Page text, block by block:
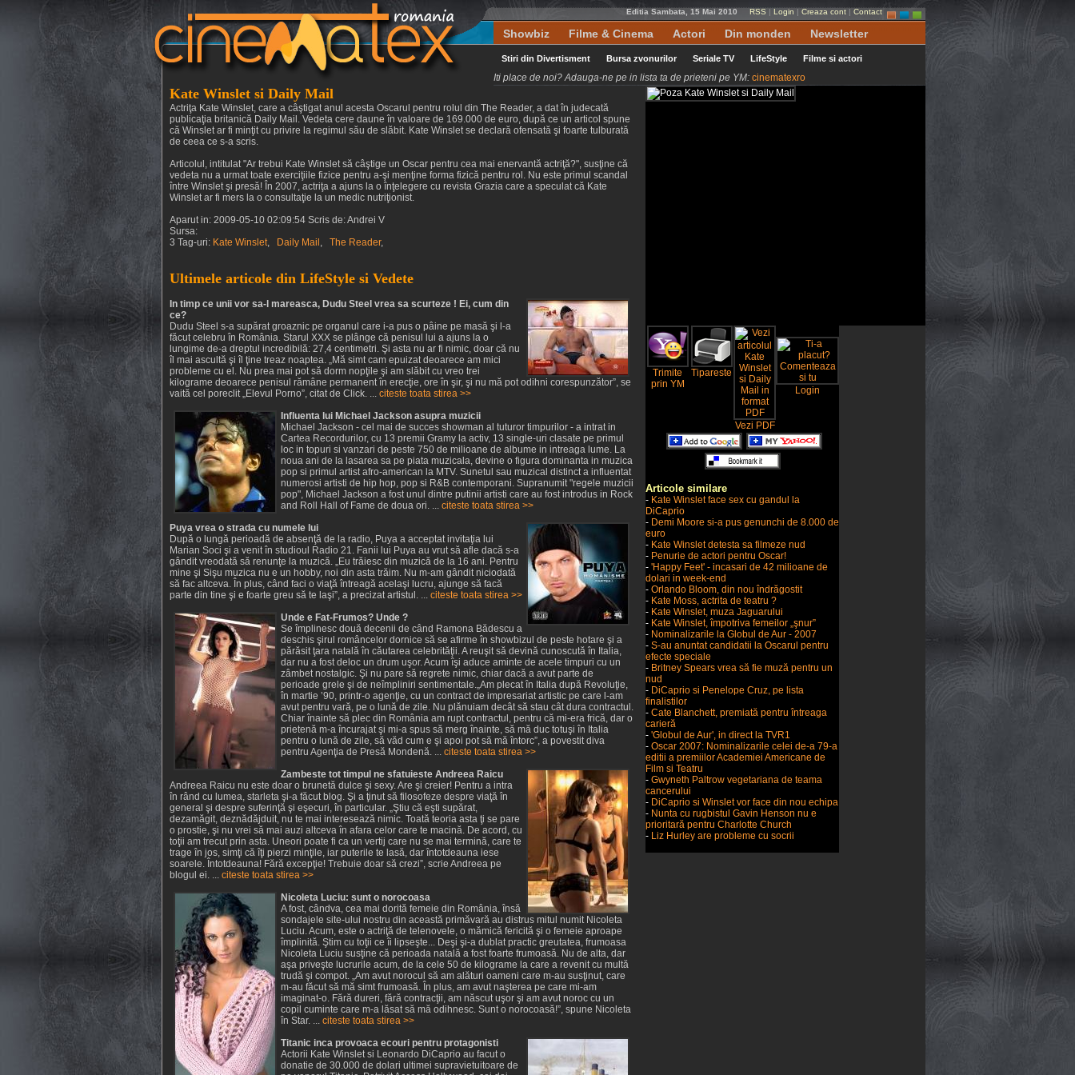
Editia Sambata, 15 Mai 2010 RSS | Login | Creaza cont | Contact
Showbiz Filme & Cinema Actori Din monden Newsletter
Stiri din Divertisment Bursa zvonurilor Seriale TV LifeStyle Filme si actori
Iti place de noi? Adauga-ne pe in lista ta de prieteni pe YM: cinematexro
Kate Winslet si Daily Mail
Actriţa Kate Winslet, care a câştigat anul acesta Oscarul pentru rolul din The Reader, a dat în judecată
publicaţia britanică Daily Mail. Vedeta cere daune în valoare de 169.000 de euro, după ce un articol spune
că Winslet ar fi minţit cu privire la regimul său de slăbit. Kate Winslet se declară ofensată şi foarte tulburată
de ceea ce s-a scris.
Articolul, intitulat "Ar trebui Kate Winslet să câştige un Oscar pentru cea mai enervantă actriţă?", susţine că
vedeta nu a urmat toate exerciţiile fizice pentru a-şi menţine forma fizică pentru rol. Nu este primul scandal
între Winslet şi presă! În 2007, actriţa a ajuns la o înţelegere cu revista Grazia care a speculat că Kate
Winslet ar fi mers la o consultaţie la un medic nutriţionist.
Aparut in: 2009-05-10 02:09:54 Scris de: Andrei V
Sursa:
3 Tag-uri: Kate Winslet, Daily Mail , The Reader,
Ultimele articole din LifeStyle si Vedete
In timp ce unii vor sa-l mareasca, Dudu Steel vrea sa scurteze ! Ei, cum din
ce?
Dudu Steel s-a supărat groaznic pe organul care i-a pus o pâine pe masă şi l-a
făcut celebru în România. Starul XXX se plânge că penisul lui a ajuns la o
lungime de-a dreptul incredibilă: 27,4 centimetri. Şi asta nu ar fi nimic, doar că nu
îl mai ascultă şi îl ţine treaz noaptea. „Mă simt cam epuizat deoarece am mici
probleme cu el. Nu prea mai pot să dorm nopţile şi am slăbit cu vreo trei
kilograme deoarece penisul rămâne permanent în erecţie, ore în şir, şi nu mă pot odihni corespunzător”, se
vaită cel poreclit „Elevul Porno”, citat de Click. ... citeste toata stirea >>
Influenta lui Michael Jackson asupra muzicii
Michael Jackson - cel mai de succes showman al tuturor timpurilor - a intrat in
Cartea Recordurilor, cu 13 premii Gramy la activ, 13 single-uri clasate pe primul
loc in topuri si vanzari de peste 750 de milioane de albume in intreaga lume. La
noua ani de la lasarea sa pe piata muzicala, devine o figura dominanta in muzica
pop si primul artist afro-american la MTV. Sunetul sau muzical distinct a influentat
numerosi artisti de hip hop, pop si R&B contemporani. Supranumit "regele muzicii
pop", Michael Jackson a fost unul dintre putinii artisti care au fost introdus in Rock
and Roll Hall of Fame de doua ori. ... citeste toata stirea >>
Puya vrea o strada cu numele lui
După o lungă perioadă de absenţă de la radio, Puya a acceptat invitaţia lui
Marian Soci şi a venit în studioul Radio 21. Fanii lui Puya au vrut să afle dacă s-a
gândit vreodată să renunţe la muzică. „Eu trăiesc din muzică de la 16 ani. Pentru
mine şi Sişu muzica nu e un hobby, noi din asta trăim. Nu m-am gândit niciodată
să fac altceva. În plus, când faci o viaţă întreagă acelaşi lucru, ajunge să facă
parte din tine şi e foarte greu să te laşi”, a precizat artistul. ... citeste toata stirea >>
Unde e Fat-Frumos? Unde ?
Se împlinesc două decenii de când Ramona Bădescu a
deschis şirul româncelor dornice să se afirme în showbizul de peste hotare şi a
părăsit ţara natală în căutarea celebrităţii. A reuşit să devină cunoscută în Italia,
dar nu a fost deloc un drum uşor. Acum îşi aduce aminte de acele timpuri cu un
zâmbet nostalgic. Şi nu pare să regrete nimic, chiar dacă a avut parte de
perioade grele şi de neîmpliniri sentimentale.„Am plecat în Italia după Revoluţie,
în martie ’90, printr-o agenţie, cu un contract de impresariat artistic pe care l-am
avut pentru vară, pe o lună de zile. Nu plănuiam decât să stau cât dura contractul.
Chiar înainte să plec din România am rupt contractul, pentru că mi-era frică, dar o
prietenă m-a încurajat şi mi-a spus să merg înainte, să mă duc totuşi în Italia
pentru o lună de zile, să văd cum e şi apoi pot să mă întorc”, a povestit diva
pentru Agenţia de Presă Mondenă. ... citeste toata stirea >>
Zambeste tot timpul ne sfatuieste Andreea Raicu
Andreea Raicu nu este doar o brunetă dulce şi sexy. Are şi creier! Pentru a intra
în rând cu lumea, starleta şi-a făcut blog. Şi a ţinut să filosofeze despre viaţă în
general şi despre suferinţă şi eşecuri, în particular. „Ştiu că eşti supărat,
dezamăgit, deznădăjduit, nu te mai interesează nimic. Toată teoria asta ţi se pare
o prostie, şi nu vrei să mai auzi altceva în afara celor care te macină. De acord, cu
toţii am trecut prin asta. Uneori poate fi ca un vertij care nu se mai termină, care te
trage în jos, simţi că îţi pierzi minţile, iar puterile te lasă, dar întotdeauna iese
soarele. Întotdeauna! Fără excepţie! Trebuie doar să crezi”, scrie Andreea pe
blogul ei. ... citeste toata stirea >>
Nicoleta Luciu: sunt o norocoasa
A fost, cândva, cea mai dorită femeie din România, însă
sondajele site-ului nostru din această primăvară au distrus mitul numit Nicoleta
Luciu. Acum, este o actriţă de telenovele, o mămică fericită şi o femeie aproape
împlinită. Ştim cu toţii ce îi lipseşte... Deşi şi-a dublat practic greutatea, frumoasa
Nicoleta Luciu susţine că perioada natală a fost foarte frumoasă. Nu de alta, dar
aşa priveşte lucrurile acum, de la cele 50 de kilograme la care a revenit cu multă
trudă şi compot. „Am avut norocul să am alături oameni care m-au susţinut, care
m-au făcut să mă simt frumoasă. În plus, am avut naşterea pe care mi-am
imaginat-o. Fără dureri, fără contracţii, am născut uşor şi am avut noroc cu un
copil cuminte care m-a lăsat să mă odihnesc. Sunt o norocoasă!”, spune Nicoleta
în Star. ... citeste toata stirea >>
Titanic inca provoaca ecouri pentru protagonisti
Actorii Kate Winslet si Leonardo DiCaprio au facut o
donatie de 30.000 de dolari ultimei supravietuitoare de
Trimite
prin YM
Tipareste
Vezi PDF
Login
Articole similare
- Kate Winslet face sex cu gandul la
DiCaprio
- Demi Moore si-a pus genunchi de 8.000 de
euro
- Kate Winslet detesta sa filmeze nud
- Penurie de actori pentru Oscar!
- 'Happy Feet' - incasari de 42 milioane de
dolari in week-end
- Orlando Bloom, din nou îndrăgostit
- Kate Moss, actrita de teatru ?
- Kate Winslet, muza Jaguarului
- Kate Winslet, împotriva femeilor „şnur”
- Nominalizarile la Globul de Aur - 2007
- S-au anuntat candidatii la Oscarul pentru
efecte speciale
- Britney Spears vrea să fie muză pentru un
nud
- DiCaprio si Penelope Cruz, pe lista
finalistilor
- Cate Blanchett, premiată pentru întreaga
carieră
- 'Globul de Aur', in direct la TVR1
- Oscar 2007: Nominalizarile celei de-a 79-a
editii a premiilor Academiei Americane de
Film si Teatru
- Gwyneth Paltrow vegetariana de teama
cancerului
- DiCaprio si Winslet vor face din nou echipa
- Nunta cu rugbistul Gavin Henson nu e
prioritară pentru Charlotte Church
- Liz Hurley are probleme cu socrii